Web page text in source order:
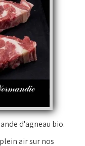
d'agneau bio.
air sur nos